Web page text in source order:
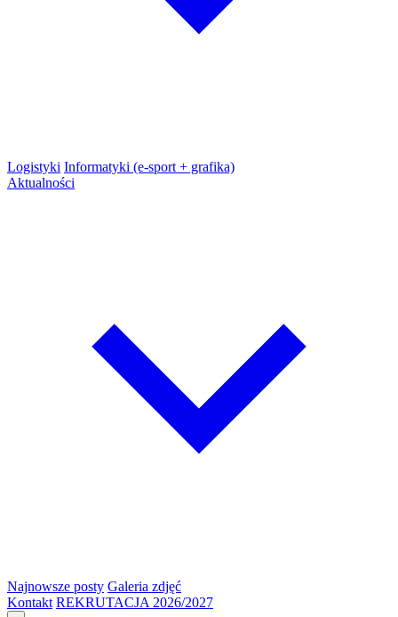
Logistyki Informatyki (e-sport + grafika)
Aktualności
Najnowsze posty Galeria zdjęć
Kontakt REKRUTACJA 2026/2027